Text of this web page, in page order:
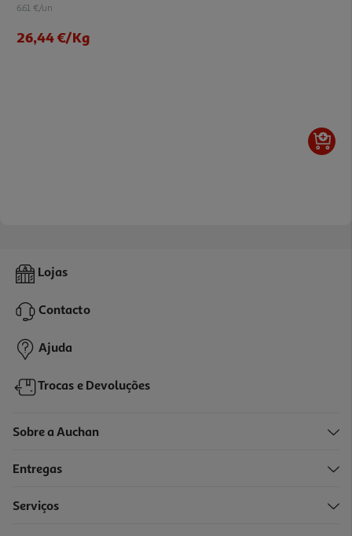
6.61 €/un
26,44 €/Kg
Lojas
Contacto
Ajuda
Trocas e Devoluções
Sobre a Auchan
Entregas
Serviços